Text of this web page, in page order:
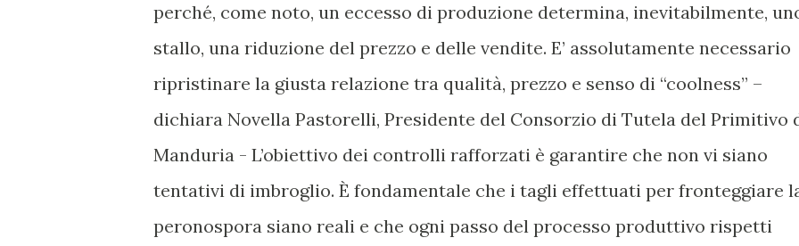
perché, come noto, un eccesso di produzione determina, inevitabilmente,
stallo, una riduzione del prezzo e delle vendite. E’ assolutamente necessario
ripristinare la giusta relazione tra qualità, prezzo e senso di “coolness” –
dichiara Novella Pastorelli, Presidente del Consorzio di Tutela del Primitivo
Manduria - L’obiettivo dei controlli rafforzati è garantire che non vi siano
tentativi di imbroglio. È fondamentale che i tagli effettuati per fronteggiare
peronospora siano reali e che ogni passo del processo produttivo rispetti